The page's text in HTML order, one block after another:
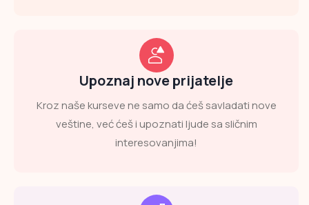
Upoznaj nove prijatelje
Kroz naše kurseve ne samo da ćeš savladati nove
veštine, već ćeš i upoznati ljude sa sličnim
interesovanjima!